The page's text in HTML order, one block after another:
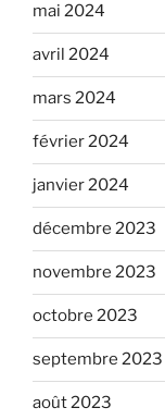
mai 2024
avril 2024
mars 2024
février 2024
janvier 2024
décembre 2023
novembre 2023
octobre 2023
septembre 2023
août 2023